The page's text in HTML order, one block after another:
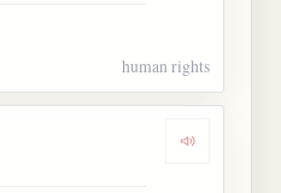
human rights
Dengarkan